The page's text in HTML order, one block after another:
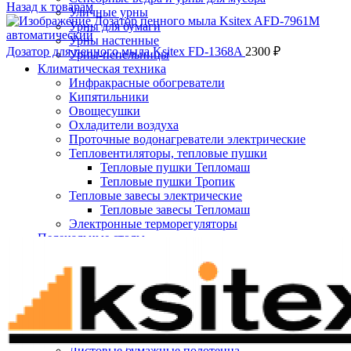
Уличные урны
Урны для бумаги
Урны настенные
Урны-пепельницы
Климатическая техника
Инфракрасные обогреватели
Кипятильники
Овощесушки
Охладители воздуха
Проточные водонагреватели электрические
Тепловентиляторы, тепловые пушки
Тепловые пушки Тепломаш
Тепловые пушки Тропик
Тепловые завесы электрические
Тепловые завесы Тепломаш
Электронные терморегуляторы
Пеленальные столы
Бумажные полотенца в рулонах
Бумажные сиденья для унитаза
Дезинфицирующие средства
Жидкое мыло TORK
Картриджи и баллоны для диспенсеров
освежителя воздуха
Назад к товарам
Дозатор для пенного мыла Ksitex FD-1368A 2300 ₽
Нажмите, чтобы увеличить